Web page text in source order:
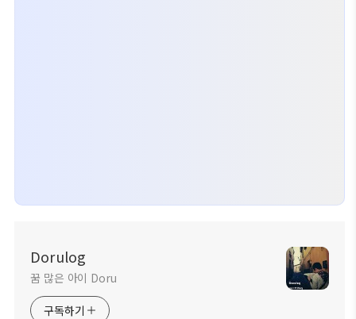
Dorulog
꿈 많은 아이 Doru
구독하기